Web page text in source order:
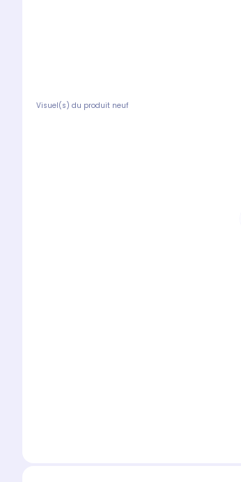
Visuel(s) du produit neuf